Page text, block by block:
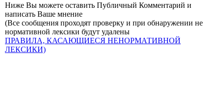
Ниже Вы можете оставить Публичный Комментарий и
написать Ваше мнение
(Все сообщения проходят проверку и при обнаружении не
нормативной лексики будут удалены
ПРАВИЛА, КАСАЮЩИЕСЯ НЕНОРМАТИВНОЙ
ЛЕКСИКИ)